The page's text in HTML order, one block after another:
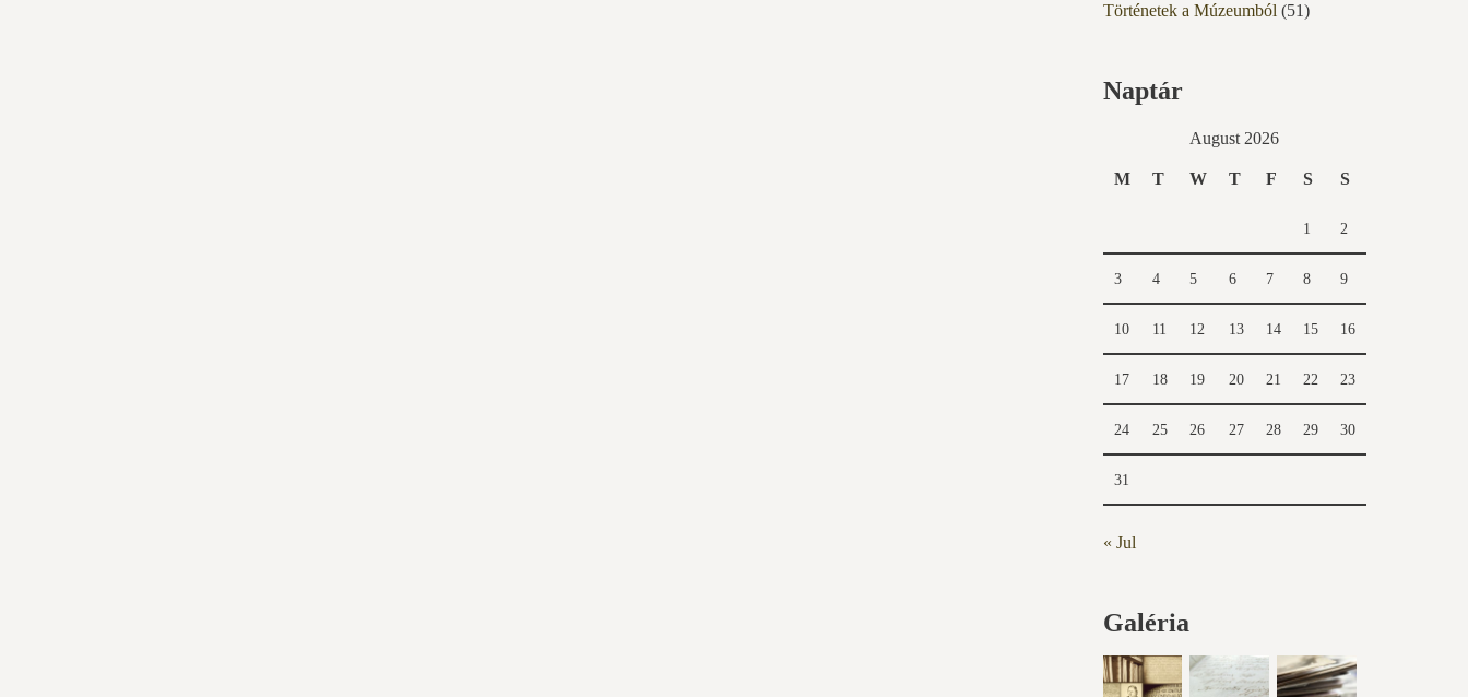
Történetek a Múzeumból (51)
Naptár
August 2026
M T W T F S S
1 2
3 4 5 6 7 8 9
10 11 12 13 14 15 16
17 18 19 20 21 22 23
24 25 26 27 28 29 30
31
« Jul
Galéria